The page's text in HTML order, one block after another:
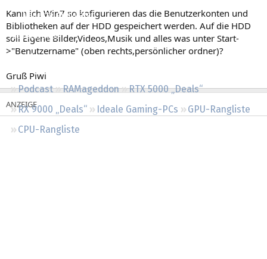
Neueste Aktivitäten
Leserartikel
Regeln
Podcast RAMageddon
RTX 5000 „Deals“
RX 9000 „Deals“
Ideale Gaming-PCs
GPU-Rangliste
CPU-Rangliste
Kann ich Win7 so kofigurieren das die Benutzerkonten und
Bibliotheken auf der HDD gespeichert werden. Auf die HDD
soll Eigene Bilder,Videos,Musik und alles was unter Start-
>"Benutzername" (oben rechts,persönlicher ordner)?
Gruß Piwi